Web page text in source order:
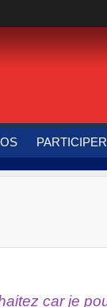
PARTICIPER
car je